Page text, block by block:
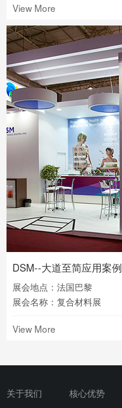
View More
DSM--大道至简应用案例
展会地点：法国巴黎
展会名称：复合材料展
View More
关于我们 核心优势